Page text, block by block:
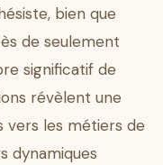
bien que
de seulement
significatif de
révèlent une
vers les métiers de
dynamiques